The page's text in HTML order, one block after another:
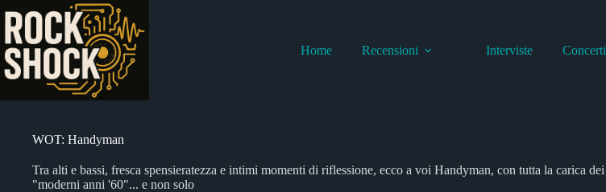
contenuto
Home
Recensioni Interviste Concerti
WOT: Handyman
Tra alti e bassi, fresca spensieratezza e intimi momenti di riflessione, ecco a voi Handyman, con tutta la carica dei
"moderni anni '60"... e non solo